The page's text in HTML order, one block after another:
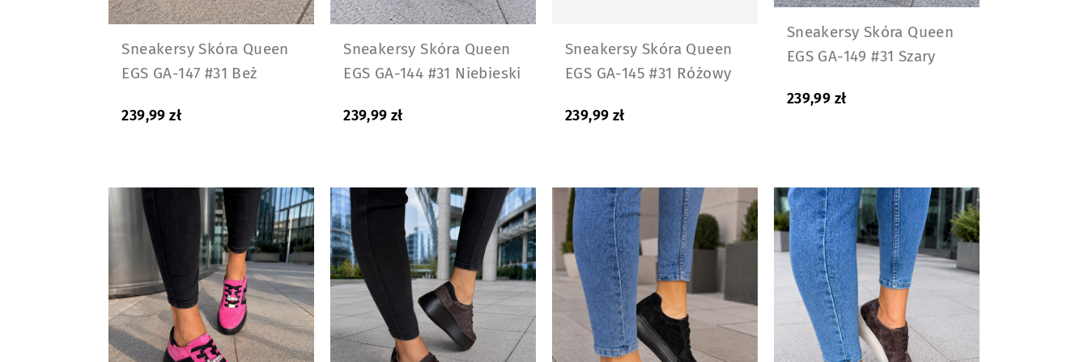
Sneakersy Skóra Queen
EGS GA-147 #31 Beż
239,99zł
Sneakersy Skóra Queen
EGS GA-144 #31 Niebieski
239,99 zł
Sneakersy Skóra Queen
EGS GA-145 #31 Różowy
239,99 zł
Sneakersy Skóra Queen
EGS GA-149 #31 Szary
239,99 zł